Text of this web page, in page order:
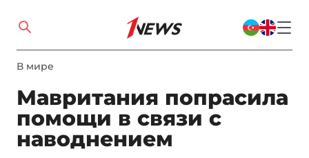
В мире
Мавритания попрасила
помощи в связи с
наводнением